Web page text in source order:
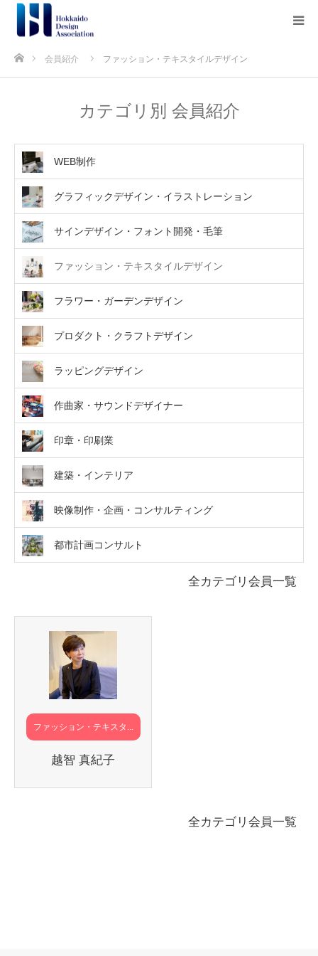
ホーム会員紹介 ファッション・テキスタイルデザイン
カテゴリ別 会員紹介
WEB制作
グラフィックデザイン・イラストレーション
サインデザイン・フォント開発・毛筆
ファッション・テキスタイルデザイン
フラワー・ガーデンデザイン
プロダクト・クラフトデザイン
ラッピングデザイン
作曲家・サウンドデザイナー
印章・印刷業
建築・インテリア
映像制作・企画・コンサルティング
都市計画コンサルト
全カテゴリ会員一覧
ファッション・テキスタ...
越智 真紀子
全カテゴリ会員一覧